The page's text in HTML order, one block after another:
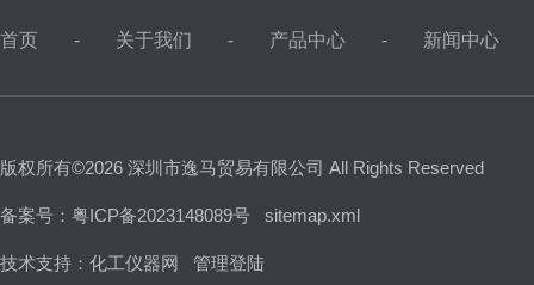
首页 关于我们 产品中心 新闻中心
版权所有©2026 深圳市逸马贸易有限公司 All Rights Reserved
备案号：粤ICP备2023148089号 sitemap.xml
技术支持： 化工仪器网 管理登陆